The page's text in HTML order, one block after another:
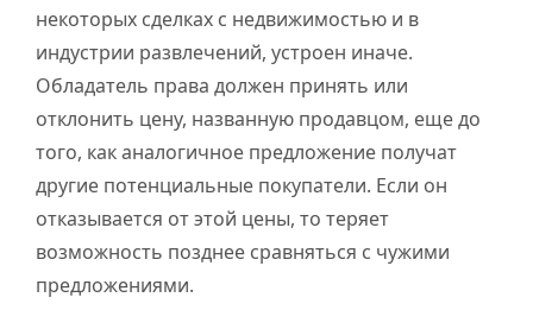
некоторых сделках с недвижимостью и в
индустрии развлечений, устроен иначе.
Обладатель права должен принять или
отклонить цену, названную продавцом, еще до
того, как аналогичное предложение получат
другие потенциальные покупатели. Если он
отказывается от этой цены, то теряет
возможность позднее сравняться с чужими
предложениями.